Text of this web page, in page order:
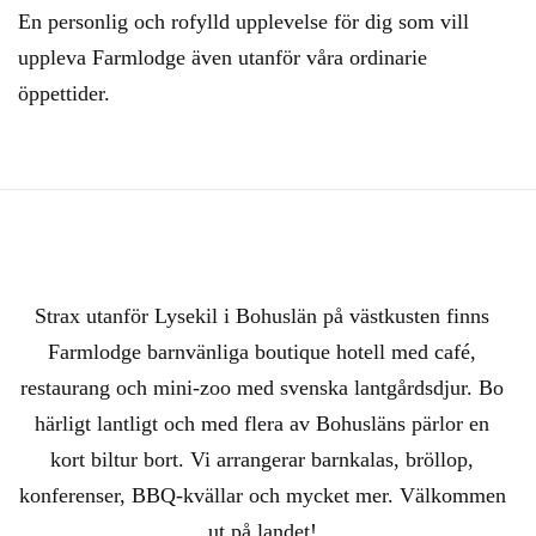
En personlig och rofylld upplevelse för dig som vill
uppleva Farmlodge även utanför våra ordinarie
öppettider.
Strax utanför Lysekil i Bohuslän på västkusten finns
Farmlodge barnvänliga boutique hotell med café,
restaurang och mini-zoo med svenska lantgårdsdjur. Bo
härligt lantligt och med flera av Bohusläns pärlor en
kort biltur bort. Vi arrangerar barnkalas, bröllop,
konferenser, BBQ-kvällar och mycket mer. Välkommen
ut på landet!